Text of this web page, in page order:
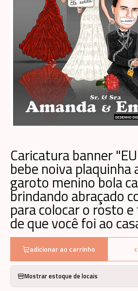
Caricatura banner
bebe noiva
garoto menino bola
brindando abraçado
para colocar o rosto
de que você foi ao
adicionar ao carrinho
Mostrar estoque de locais